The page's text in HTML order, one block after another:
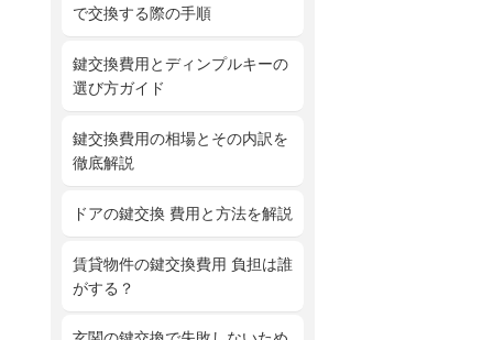
で交換する際の手順
鍵交換費用とディンプルキーの
選び方ガイド
鍵交換費用の相場とその内訳を
徹底解説
ドアの鍵交換 費用と方法を解説
賃貸物件の鍵交換費用 負担は誰
がする？